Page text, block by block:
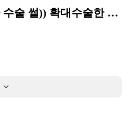
비뇨기과 의사 수술 썰)) 확대수술한 여러 셀럽들